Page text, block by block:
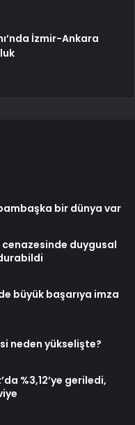
İzmir-Ankara
bir dünya var
cenazesinde duygusal
büyük başarıya imza
neden yükselişte?
%3,12’ye geriledi,